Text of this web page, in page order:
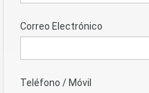
Correo Electrónico
Teléfono / Móvil